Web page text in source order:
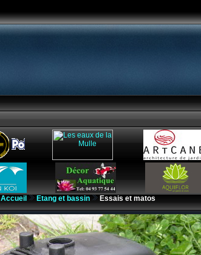
Accueil Etang et bassin Essais et matos